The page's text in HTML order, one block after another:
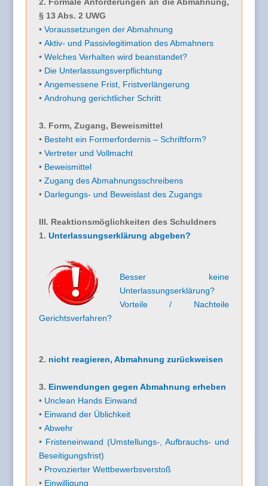
2. Formale Anforderungen an die Abmahnung,
§ 13 Abs. 2 UWG
• Voraussetzungen der Abmahnung
• Aktiv- und Passivlegitimation des Abmahners
• Welches Verhalten wird beanstandet?
• Die Unterlassungsverpflichtung
• Angemessene Frist, Fristverlängerung
• Androhung gerichtlicher Schritt
3. Form, Zugang, Beweismittel
• Besteht ein Formerfordernis – Schriftform?
• Vertreter und Vollmacht
• Beweismittel
• Zugang des Abmahnungsschreibens
• Darlegungs- und Beweislast des Zugangs
III. Reaktionsmöglichkeiten des Schuldners
1. Unterlassungserklärung abgeben?
Besser keine
Unterlassungserklärung?
Vorteile / Nachteile
Gerichtsverfahren?
2. nicht reagieren, Abmahnung zurückweisen
3. Einwendungen gegen Abmahnung erheben
• Unclean Hands Einwand
• Einwand der Üblichkeit
• Abwehr
• Fristeneinwand (Umstellungs-, Aufbrauchs- und
Beseitigungsfrist)
• Provozierter Wettbewerbsverstoß
• Einwilligung